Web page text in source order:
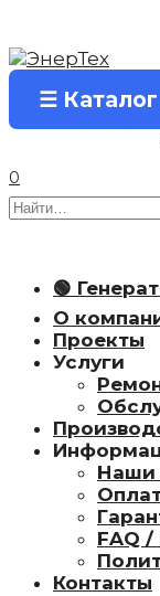
содержанию
☰ Каталог
0
Search
🟢
О
Проекты
Услуги
Наши
FAQ
Контакты